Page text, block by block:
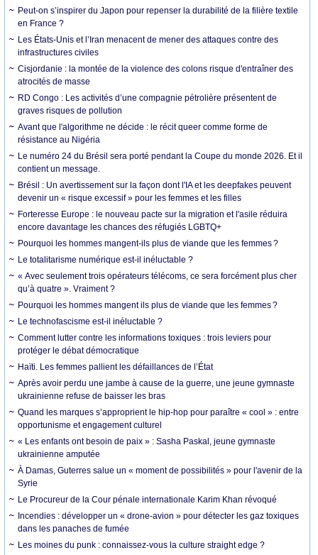
Peut-on s’inspirer du Japon pour repenser la durabilité de la filière textile
en France ?
Les États-Unis et l’Iran menacent de mener des attaques contre des
infrastructures civiles
Cisjordanie : la montée de la violence des colons risque d'entraîner des
atrocités de masse
RD Congo : Les activités d’une compagnie pétrolière présentent de
graves risques de pollution
Avant que l'algorithme ne décide : le récit queer comme forme de
résistance au Nigéria
Le numéro 24 du Brésil sera porté pendant la Coupe du monde 2026. Et il
contient un message.
Brésil : Un avertissement sur la façon dont l'IA et les deepfakes peuvent
devenir un « risque excessif » pour les femmes et les filles
Forteresse Europe : le nouveau pacte sur la migration et l'asile réduira
encore davantage les chances des réfugiés LGBTQ+
Pourquoi les hommes mangent-ils plus de viande que les femmes ?
Le totalitarisme numérique est-il inéluctable ?
« Avec seulement trois opérateurs télécoms, ce sera forcément plus cher
qu’à quatre ». Vraiment ?
Pourquoi les hommes mangent ils plus de viande que les femmes ?
Le technofascisme est-il inéluctable ?
Comment lutter contre les informations toxiques : trois leviers pour
protéger le débat démocratique
Haïti. Les femmes pallient les défaillances de l’État
Après avoir perdu une jambe à cause de la guerre, une jeune gymnaste
ukrainienne refuse de baisser les bras
Quand les marques s’approprient le hip-hop pour paraître « cool » : entre
opportunisme et engagement culturel
« Les enfants ont besoin de paix » : Sasha Paskal, jeune gymnaste
ukrainienne amputée
À Damas, Guterres salue un « moment de possibilités » pour l'avenir de la
Syrie
Le Procureur de la Cour pénale internationale Karim Khan révoqué
Incendies : développer un « drone-avion » pour détecter les gaz toxiques
dans les panaches de fumée
Les moines du punk : connaissez-vous la culture straight edge ?